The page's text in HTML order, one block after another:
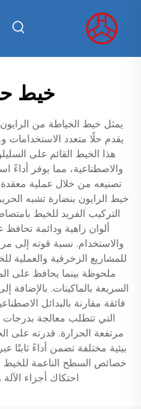
خيط
يمثل خيط الخياطة من
يقدم حلًا متعدد الاستخدامات
هذا الخيط القائم على
والاصطناعية، مما يوفر أداءً
تصنيعه من خلال عملية معقدة
خيط الرايون بنضارة تشبه
التركيب الفريد للخيط
ألوان زاهية ودائمة تحافظ
والاستخدام. نسبة قوته إلى
للمشاريع الزخرفية والعملية
ملحوظة بينما يحافظ على
السريعة بالماكينات.
فائقة مقارنة بالبدائل
التي تتطلب معالجة بدرجات
مرتفعة الحرارة. قدرته على
بيئية مختلفة تضمن أداءً ثابتًا
خصائص السطح الناعمة للخيط
احتكاك أجزاء